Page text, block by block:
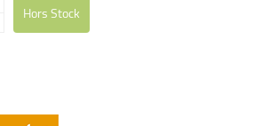
Hors Stock